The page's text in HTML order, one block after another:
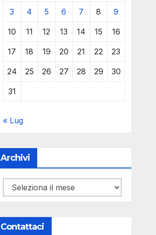
3 4 5 6 7 8 9
10 11 12 13 14 15 16
17 18 19 20 21 22 23
24 25 26 27 28 29 30
31
« Lug
Archivi
Archivi
Contattaci